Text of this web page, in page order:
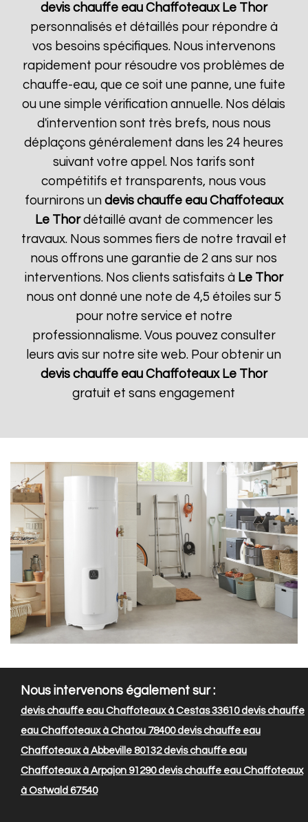
devis chauffe eau Chaffoteaux Le Thor
personnalisés et détaillés pour répondre à
vos besoins spécifiques. Nous intervenons
rapidement pour résoudre vos problèmes de
chauffe-eau, que ce soit une panne, une fuite
ou une simple vérification annuelle. Nos délais
d'intervention sont très brefs, nous nous
déplaçons généralement dans les 24 heures
suivant votre appel. Nos tarifs sont
compétitifs et transparents, nous vous
fournirons un devis chauffe eau Chaffoteaux
Le Thordétaillé avant de commencer les
travaux. Nous sommes fiers de notre travail et
nous offrons une garantie de 2 ans sur nos
interventions. Nos clients satisfaits à Le Thor
nous ont donné une note de 4,5 étoiles sur 5
pour notre service et notre
professionnalisme. Vous pouvez consulter
leurs avis sur notre site web. Pour obtenir un
devis chauffe eau Chaffoteaux Le Thor
gratuit et sans engagement
Nous intervenons également sur :
devis chauffe eau Chaffoteaux à Cestas 33610devis chauffe
eau Chaffoteaux à Chatou 78400devis chauffe eau
Chaffoteaux à Abbeville 80132devis chauffe eau
Chaffoteaux à Arpajon 91290devis chauffe eau Chaffoteaux
à Ostwald 67540